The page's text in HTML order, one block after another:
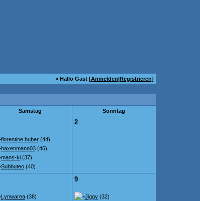
» Hallo Gast [Anmelden|Registrieren]
Samstag Sonntag
florentine huber(44)
haxenmann03(46)
mans-ki(37)
Subbuteo(40)
2
Lynwarea(38)
9
Jiggy(32)